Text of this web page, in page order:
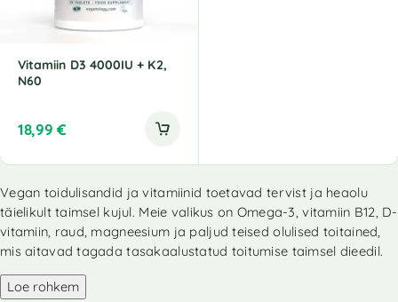
Vitamiin D3 4000IU + K2,
N60
18,99 €
Vegan toidulisandid ja vitamiinid toetavad tervist ja heaolu
täielikult taimsel kujul. Meie valikus on Omega-3, vitamiin B12, D-
vitamiin, raud, magneesium ja paljud teised olulised toitained,
mis aitavad tagada tasakaalustatud toitumise taimsel dieedil.
Loe rohkem